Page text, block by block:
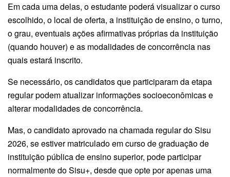
Em cada uma delas, o estudante poderá visualizar o curso
escolhido, o local de oferta, a instituição de ensino, o turno,
o grau, eventuais ações afirmativas próprias da instituição
(quando houver) e as modalidades de concorrência nas
quais estará inscrito.
Se necessário, os candidatos que participaram da etapa
regular podem atualizar informações socioeconômicas e
alterar modalidades de concorrência.
Mas, o candidato aprovado na chamada regular do Sisu
2026, se estiver matriculado em curso de graduação de
instituição pública de ensino superior, pode participar
normalmente do Sisu+, desde que opte por apenas uma